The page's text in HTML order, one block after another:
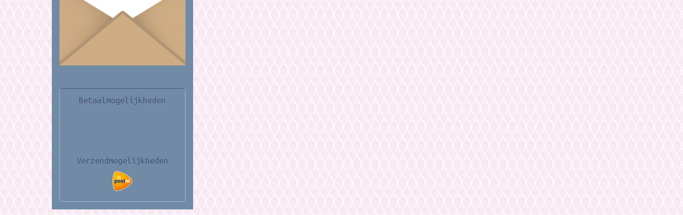
Betaalmogelijkheden
Verzendmogelijkheden